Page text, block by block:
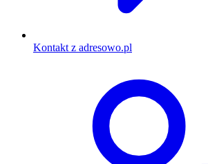
Kontakt z adresowo.pl